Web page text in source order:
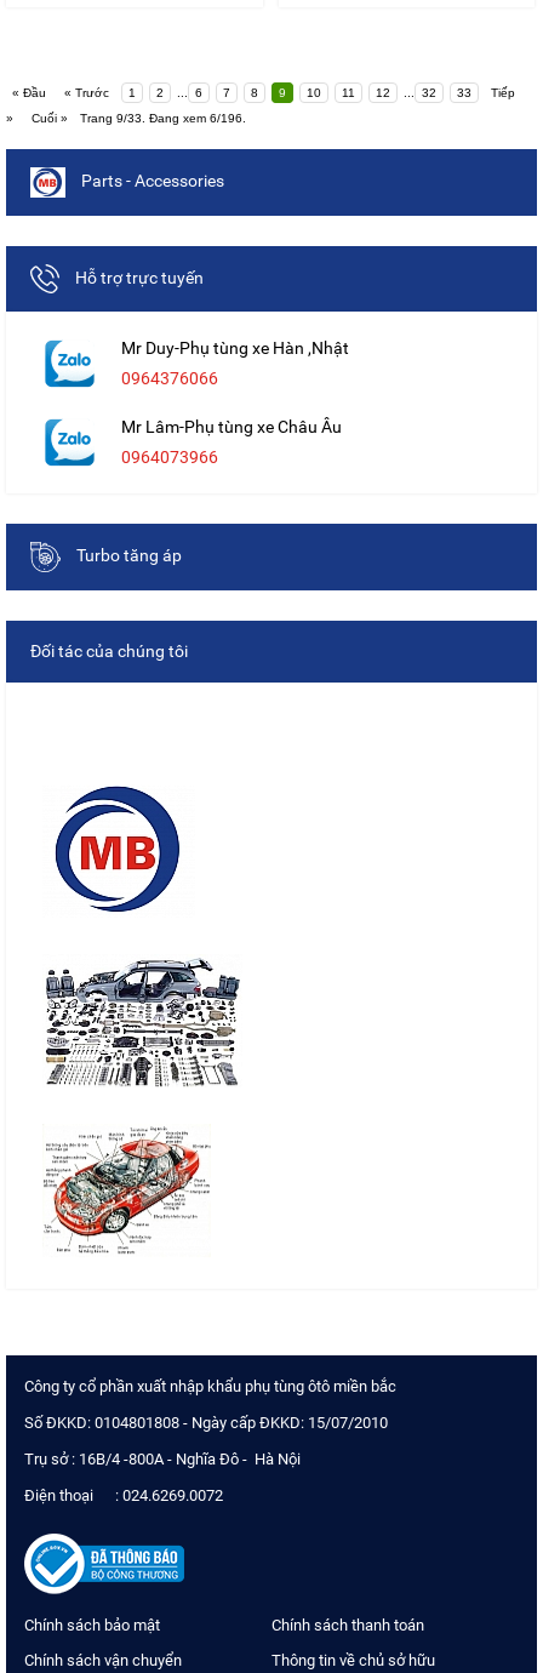
« Đầu « Trước 1 2 6 7 8 9 10 11 12 32 33
Tiếp
»
Cuối » Trang 9/33. Đang xem 6/196.
Parts - Accessories
Hỗ trợ trực tuyến
Mr Duy-Phụ tùng xe Hàn ,Nhật
0964376066
Mr Lâm-Phụ tùng xe Châu Âu
0964073966
Turbo tăng áp
Đối tác của chúng tôi
Công ty cổ phần xuất nhập khẩu phụ tùng ôtô miền bắc
Số ĐKKD: 0104801808 - Ngày cấp ĐKKD: 15/07/2010
Trụ sở : 16B/4 -800A - Nghĩa Đô - Hà Nội
Điện thoại : 024.6269.0072
Chính sách bảo mật
Chính sách thanh toán
Chính sách vận chuyển
Thông tin về chủ sở hữu